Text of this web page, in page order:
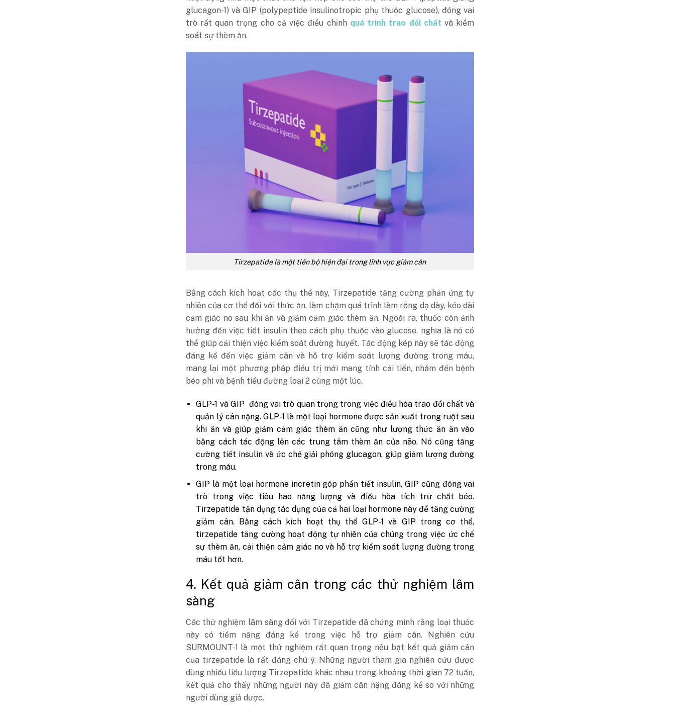
glucagon-1) và GIP (polypeptide insulinotropic phụ thuộc glucose), đóng vai
trò rất quan trọng cho cả việc điều chỉnh quá trình trao đổi chất và kiểm
soát sự thèm ăn.
Tirzepatide là một tiến bộ hiện đại trong lĩnh vực giảm cân
Bằng cách kích hoạt các thụ thể này, Tirzepatide tăng cường phản ứng tự
nhiên của cơ thể đối với thức ăn, làm chậm quá trình làm rỗng dạ dày, kéo dài
cảm giác no sau khi ăn và giảm cảm giác thèm ăn. Ngoài ra, thuốc còn ảnh
hưởng đến việc tiết insulin theo cách phụ thuộc vào glucose, nghĩa là nó có
thể giúp cải thiện việc kiểm soát đường huyết. Tác động kép này sẽ tác động
đáng kể đến việc giảm cân và hỗ trợ kiểm soát lượng đường trong máu,
mang lại một phương pháp điều trị mới mang tính cải tiến, nhắm đến bệnh
béo phì và bệnh tiểu đường loại 2 cùng một lúc.
GLP-1 và GIP đóng vai trò quan trọng trong việc điều hòa trao đổi chất và
quản lý cân nặng. GLP-1 là một loại hormone được sản xuất trong ruột sau
khi ăn và giúp giảm cảm giác thèm ăn cũng như lượng thức ăn ăn vào
bằng cách tác động lên các trung tâm thèm ăn của não. Nó cũng tăng
cường tiết insulin và ức chế giải phóng glucagon, giúp giảm lượng đường
trong máu.
GIP là một loại hormone incretin góp phần tiết insulin, GIP cũng đóng vai
trò trong việc tiêu hao năng lượng và điều hòa tích trữ chất béo.
Tirzepatide tận dụng tác dụng của cả hai loại hormone này để tăng cường
giảm cân. Bằng cách kích hoạt thụ thể GLP-1 và GIP trong cơ thể,
tirzepatide tăng cường hoạt động tự nhiên của chúng trong việc ức chế
sự thèm ăn, cải thiện cảm giác no và hỗ trợ kiểm soát lượng đường trong
máu tốt hơn.
4. Kết quả giảm cân trong các thử nghiệm lâm
sàng
Các thử nghiệm lâm sàng đối với Tirzepatide đã chứng minh rằng loại thuốc
này có tiềm năng đáng kể trong việc hỗ trợ giảm cân. Nghiên cứu
SURMOUNT-1 là một thử nghiệm rất quan trọng nêu bật kết quả giảm cân
của tirzepatide là rất đáng chú ý. Những người tham gia nghiên cứu được
dùng nhiều liều lượng Tirzepatide khác nhau trong khoảng thời gian 72 tuần,
kết quả cho thấy những người này đã giảm cân nặng đáng kể so với những
người dùng giả dược.